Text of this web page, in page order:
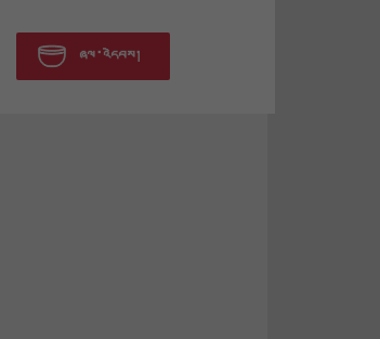
ཞལ་འདེབས།